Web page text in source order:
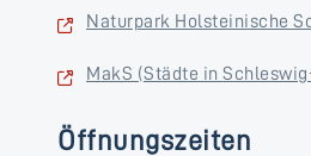
Naturpark Holsteinische
MakS (Städte in
Öffnungszeiten